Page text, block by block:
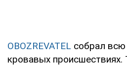
OBOZREVATEL собрал
кровавых происшествиях.